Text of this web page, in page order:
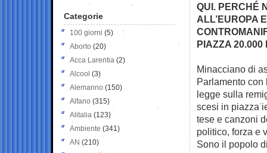
QUI. PERCHÉ
ALL’EUROPA
PIAZZA 20.000
Minacciano di
Parlamento
legge sulla
scesi in piazza
tese e canzoni
politico, forza e
Sono il popolo
Categorie
100 giorni (5)
Aborto (20)
Acca Larentia (2)
Alcool (3)
Alemanno (150)
Alfano (315)
Alitalia (123)
Ambiente (341)
AN (210)